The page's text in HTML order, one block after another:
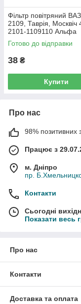
Фільтр повітряний
2109, Таврія, Москвіч
2101-1109110 Альфа
Готово до відправки
38 ₴
Купити
Про нас
98% позитивних з
Працює з
м. Дніпро
пр.
Контакти
Сьогодні
Показати весь
Про нас
Контакти
Доставка та оплата